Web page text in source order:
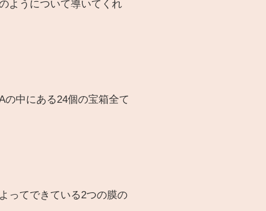
ようについて導いてくれ
中にある24個の宝箱全て
ってできている2つの膜の